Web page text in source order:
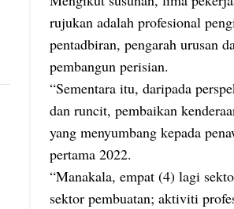
rujukan adalah profesional
pentadbiran, pengarah urusan
pembangun perisian.
“Sementara itu, daripada
dan runcit, pembaikan
yang menyumbang kepada
pertama 2022.
“Manakala, empat (4) lagi
sektor pembuatan; aktiviti